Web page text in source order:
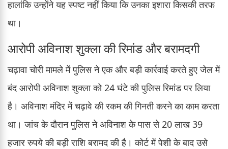
हालांकि उन्होंने यह स्पष्ट नहीं किया कि उनका इशारा किसकी तरफ
था।
आरोपी अविनाश शुक्ला की रिमांड और बरामदगी
चढ़ावा चोरी मामले में पुलिस ने एक और बड़ी कार्रवाई करते हुए जेल में
बंद आरोपी अविनाश शुक्ला को 24 घंटे की पुलिस रिमांड पर लिया
है। अविनाश मंदिर में चढ़ावे की रकम की गिनती करने का काम करता
था। जांच के दौरान पुलिस ने अविनाश के पास से 20 लाख 39
हजार रुपये की बड़ी राशि बरामद की है। कोर्ट में पेशी के बाद उसे